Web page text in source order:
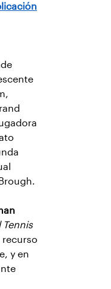
de
Tennis
recurso
y en